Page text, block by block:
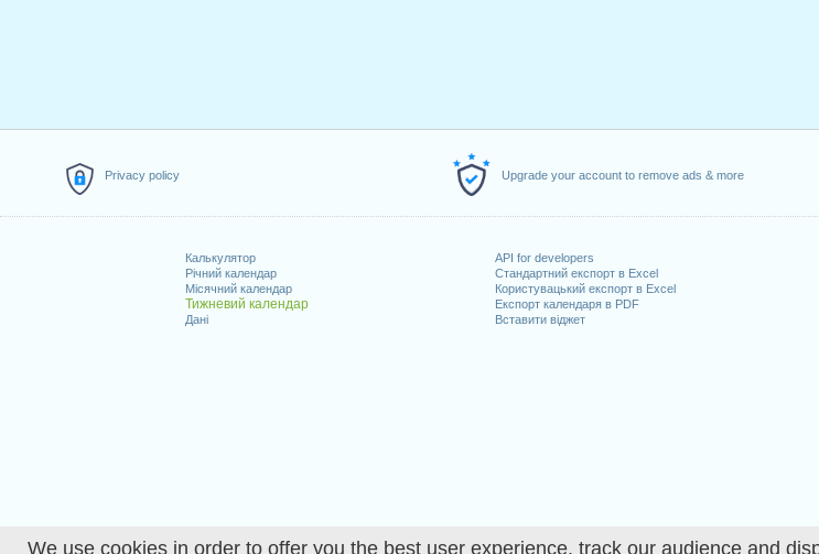
We use cookies in order to offer you the best user experience, track our audience and
Privacy policy Upgrade your account to remove ads & more
Калькулятор
Річний календар
Місячний календар
Тижневий календар
Дані
API for developers
Стандартний експорт в Excel
Користувацький експорт в Excel
Експорт календаря в PDF
Вставити віджет